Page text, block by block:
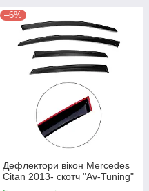
–6%
Дефлектори вікон Mercedes
Citan 2013- скотч "Av-Tuning"